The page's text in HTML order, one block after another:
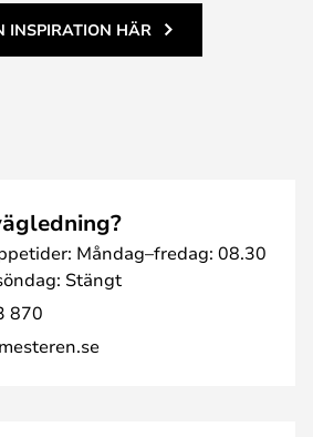
INSPIRATION HÄR
Måndag–fredag: 08.30
Stängt
870